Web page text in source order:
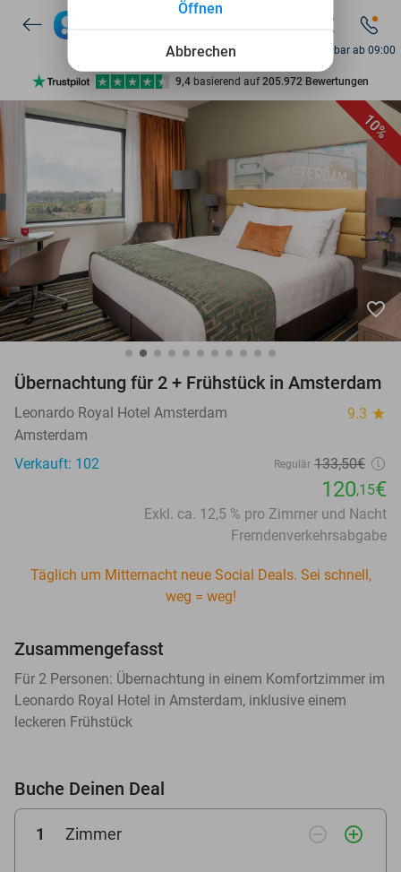
7 Tage die Woche verfügbar
10+ Millionen Mitglieder
9,4 basierend auf205.972 Bewertungen
Entdecke 15.000+ Deals
7 Tage die Woche verfügbar
10+ Millionen Mitglieder
Erreichbar ab 09:00
10%
favorite_border
Übernachtung für 2 + Frühstück in Amsterdam
Leonardo Royal Hotel Amsterdam 9.3 star
Amsterdam
Verkauft: 102
Regulär 133,50€
120,15€
Exkl. ca. 12,5 % pro Zimmer und Nacht
Fremdenverkehrsabgabe
Täglich um Mitternacht neue Social Deals. Sei schnell,
weg = weg!
Zusammengefasst
Für 2 Personen: Übernachtung in einem Komfortzimmer im
Leonardo Royal Hotel in Amsterdam, inklusive einem
leckeren Frühstück
Buche Deinen Deal
1 Zimmer remove_circle_outline add_circle_outline
Abbrechen
Öffnen